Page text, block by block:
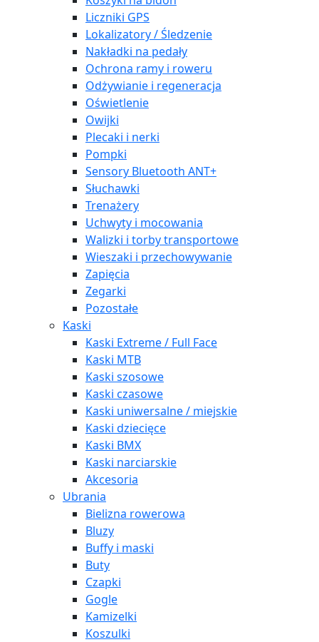
Liczniki GPS
Lokalizatory / Śledzenie
Nakładki na pedały
Ochrona ramy i roweru
Odżywianie i regeneracja
Oświetlenie
Owijki
Plecaki i nerki
Pompki
Sensory Bluetooth ANT+
Słuchawki
Trenażery
Uchwyty i mocowania
Walizki i torby transportowe
Wieszaki i przechowywanie
Zapięcia
Zegarki
Pozostałe
Kaski
Kaski Extreme / Full Face
Kaski MTB
Kaski szosowe
Kaski czasowe
Kaski uniwersalne / miejskie
Kaski dziecięce
Kaski BMX
Kaski narciarskie
Akcesoria
Ubrania
Bielizna rowerowa
Bluzy
Buffy i maski
Buty
Czapki
Gogle
Kamizelki
Koszulki